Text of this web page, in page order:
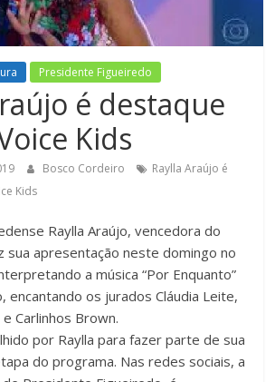
Presidente Figueiredo
é destaque
Kids
Bosco Cordeiro
Raylla Araújo é
Kids
Raylla Araújo, vencedora do
sua apresentação neste domingo no
a música “Por Enquanto”
encantando os jurados Cláudia Leite,
Carlinhos Brown.
por Raylla para fazer parte de sua
do programa. Nas redes sociais, a